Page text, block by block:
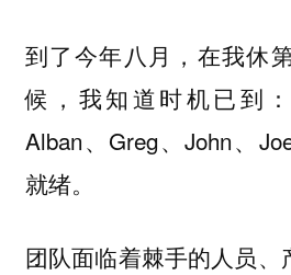
到了今年八月，在我休
候，我知道时机已到：
Alban、Greg、John、
就绪。
团队面临着棘手的人员、